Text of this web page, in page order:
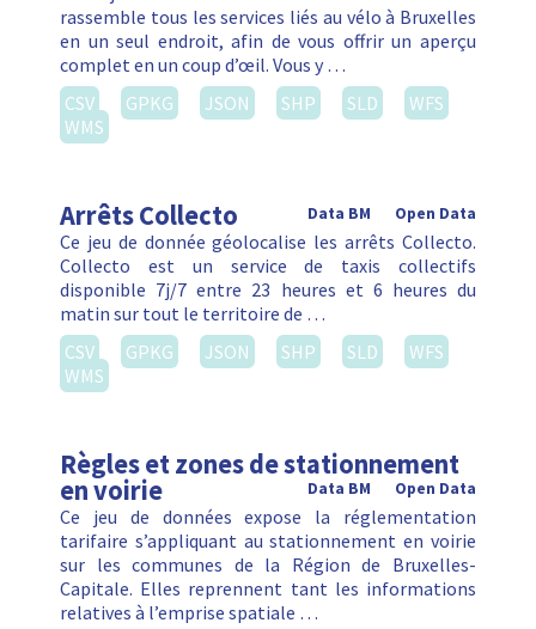
rassemble tous les services liés au vélo à Bruxelles
en un seul endroit, afin de vous offrir un aperçu
complet en un coup d’œil. Vous y …
CSV
GPKG JSON SHP SLD
WFS
WMS
Arrêts Collecto Open Data
Data BM
Ce jeu de donnée géolocalise les arrêts Collecto.
Collecto est un service de taxis collectifs
disponible 7j/7 entre 23 heures et 6 heures du
matin sur tout le territoire de …
CSV
GPKG JSON SHP SLD
WFS
WMS
Règles et zones de stationnement
en voirie Open Data
Data BM
Ce jeu de données expose la réglementation
tarifaire s’appliquant au stationnement en voirie
sur les communes de la Région de Bruxelles-
Capitale. Elles reprennent tant les informations
relatives à l’emprise spatiale …